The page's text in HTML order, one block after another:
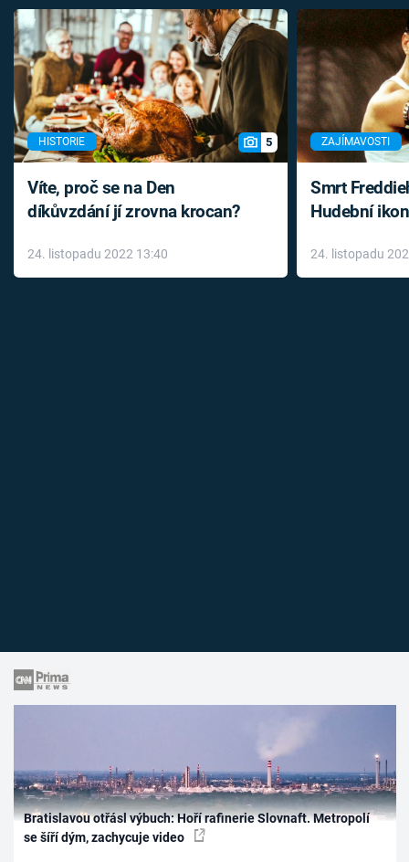
HISTORIE 5
Víte, proč se na Den
díkůvzdání jí zrovna krocan?
24. listopadu 2022 13:40
ZAJÍMAVOSTI
Smrt
Hudební
léky
24. listopadu
Bratislavou otřásl výbuch: Hoří rafinerie Slovnaft. Metropolí
se šíří dým, zachycuje video